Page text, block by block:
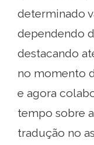
determinado
dependendo
destacando
no momento
e agora
tempo sobre
tradução no